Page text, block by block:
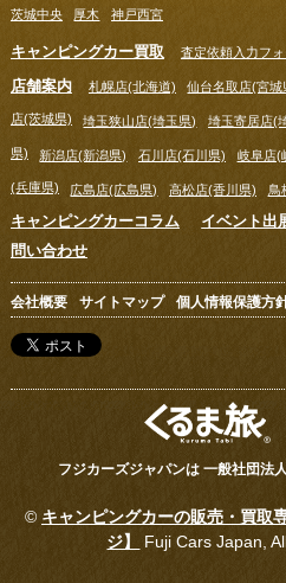
茨城中央 厚木 神戸西宮
キャンピングカー買取 査定依頼入力フ
店舗案内 札幌店(北海道) 仙台名取店(宮城
店(茨城県) 埼玉狭山店(埼玉県) 埼玉寄居店(
県) 新潟店(新潟県) 石川店(石川県) 岐阜店(
(兵庫県) 広島店(広島県) 高松店(香川県) 鳥
キャンピングカーコラム イベント出
問い合わせ
会社概要 サイトマップ 個人情報保護方
フジカーズジャパンは 一般社団法
© キャンピングカーの販売・買取
ジ】
Fuji Cars Japan,